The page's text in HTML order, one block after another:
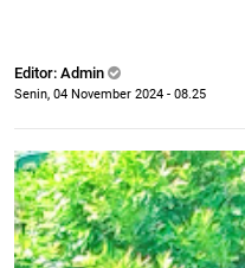
Editor: Admin
Senin, 04 November 2024 - 08.25